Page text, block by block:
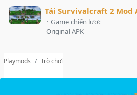
· Game chiến lược
Original APK
Playmods Trò chơi